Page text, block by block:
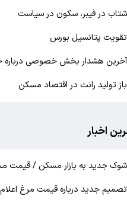
شتاب در فیبر، سکون در سیاست
تقویت پتانسیل بورس
آخرین هشدار بخش خصوصی درباره
باز تولید رانت در اقتصاد مسکن
اخبار
شوک جدید به بازار مسکن / قیمت
تصمیم جدید درباره قیمت مرغ